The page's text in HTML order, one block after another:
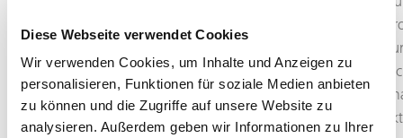
Diese Webseite verwendet Cookies
Wir verwenden Cookies, um Inhalte und Anzeigen zu
personalisieren, Funktionen für soziale Medien anbieten
zu können und die Zugriffe auf unsere Website zu
analysieren. Außerdem geben wir Informationen zu Ihrer
erscheinen, die in die Architektur des Zifferblatts
integriert ist.